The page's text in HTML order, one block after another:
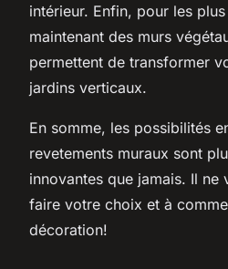
intérieur. Enfin, pour les
maintenant des murs
permettent de transformer
jardins verticaux.
En somme, les possibilités
revetements muraux sont
innovantes que jamais. Il ne
faire votre choix et à
décoration!